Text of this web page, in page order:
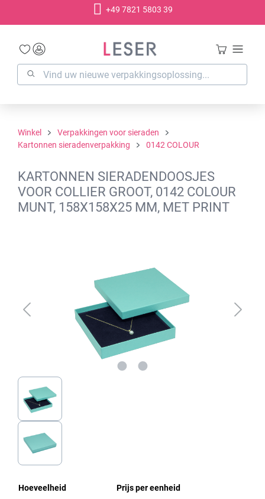
+49 7821 5803 39
Winkel
Verpakkingen voor sieraden
Kartonnen sieradenverpakking
0142 COLOUR
KARTONNEN SIERADENDOOSJES
VOOR COLLIER GROOT, 0142 COLOUR
MUNT, 158X158X25 MM, MET PRINT
Hoeveelheid Prijs per eenheid